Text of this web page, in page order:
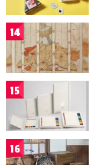
14
15
16